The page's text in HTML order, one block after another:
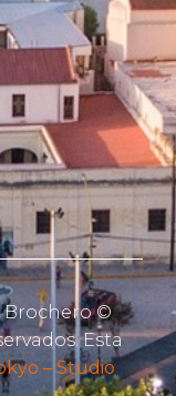
Brochero ©
Esta
– Studio